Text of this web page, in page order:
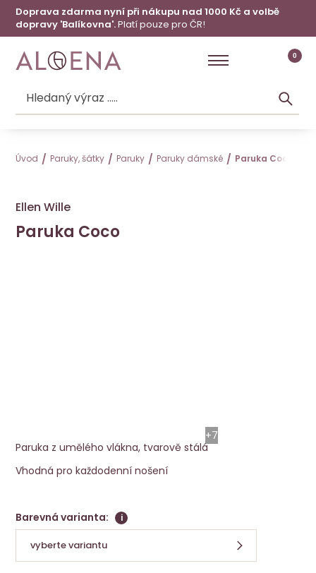
Doprava zdarma nyní při nákupu nad 1000 Kč a volbě
dopravy 'Balíkovna'.Platí pouze pro ČR!
0
Úvod Paruky, šátky Paruky Paruky dámské Paruka Coco**+
Ellen Wille
Paruka Coco
+7
Paruka z umělého vlákna, tvarově stálá
Vhodná pro každodenní nošení
Barevná varianta: i
vyberte variantu